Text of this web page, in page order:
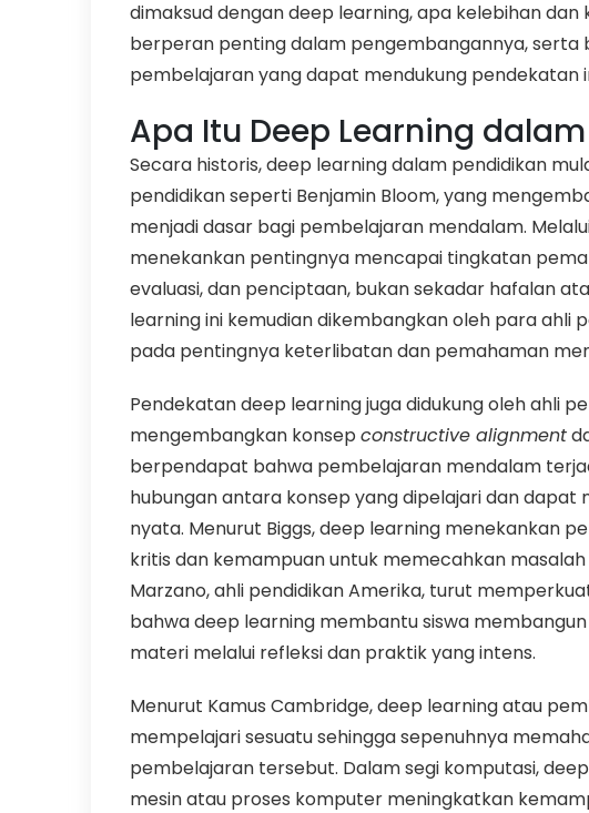
dimaksud dengan deep learning, apa kelebihan
berperan penting dalam pengembangannya, serta
pembelajaran yang dapat mendukung pendekatan
Apa Itu Deep Learning
Secara historis, deep learning dalam pendidikan
pendidikan seperti Benjamin Bloom, yang
menjadi dasar bagi pembelajaran mendalam.
menekankan pentingnya mencapai tingkatan
evaluasi, dan penciptaan, bukan sekadar hafalan
learning ini kemudian dikembangkan oleh para ahli
pada pentingnya keterlibatan dan pemahaman
Pendekatan deep learning juga didukung oleh ahli
mengembangkan konsep constructive alignment
berpendapat bahwa pembelajaran mendalam
hubungan antara konsep yang dipelajari dan dapat
nyata. Menurut Biggs, deep learning menekankan
kritis dan kemampuan untuk memecahkan masalah
Marzano, ahli pendidikan Amerika, turut
bahwa deep learning membantu siswa
materi melalui refleksi dan praktik yang intens.
Menurut Kamus Cambridge, deep learning atau
mempelajari sesuatu sehingga sepenuhnya
pembelajaran tersebut. Dalam segi komputasi,
mesin atau proses komputer meningkatkan